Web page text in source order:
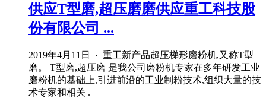
供应T型磨,超压磨磨供应重工科技股
份有限公司 ...
2019年4月11日 · 重工新产品超压梯形磨粉机,又称T型
磨。 T型磨,超压磨 是我公司磨粉机专家在多年研发工业
磨粉机的基础上,引进前沿的工业制粉技术,组织大量的技
术专家和相关 .